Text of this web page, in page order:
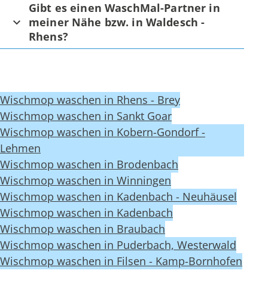
Gibt es einen WaschMal-Partner in
meiner Nähe bzw. in Waldesch -
Rhens?
Wischmop waschen in Rhens - Brey
Wischmop waschen in Sankt Goar
Wischmop waschen in Kobern-Gondorf -
Lehmen
Wischmop waschen in Brodenbach
Wischmop waschen in Winningen
Wischmop waschen in Kadenbach - Neuhäusel
Wischmop waschen in Kadenbach
Wischmop waschen in Braubach
Wischmop waschen in Puderbach, Westerwald
Wischmop waschen in Filsen - Kamp-Bornhofen